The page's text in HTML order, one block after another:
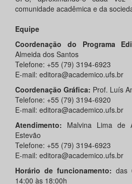
comunidade acadêmica e da
Equipe
Coordenação do Programa
Almeida dos Santos
Telefone: +55 (79) 3194-6923
E-mail: editora@academico.ufs.br
Coordenação Gráfica: Prof. Luís
Telefone: +55 (79) 3194-6920
E-mail: editora@academico.ufs.br
Atendimento: Malvina Lima de
Estevão
Telefone: +55 (79) 3194-6923
E-mail: editora@academico.ufs.br
Horário de funcionamento: das
14:00 às 18:00h